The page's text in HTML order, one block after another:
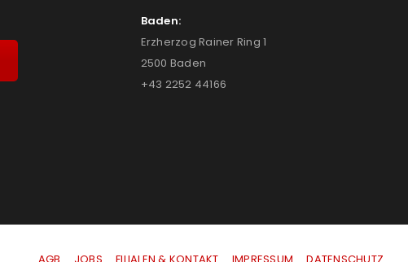
Baden:
Erzherzog Rainer Ring 1
2500 Baden
+43 2252 44166